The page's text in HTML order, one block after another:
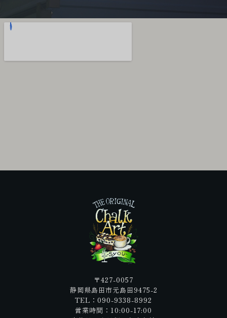
〒427-0057
静岡県島田市元島田9475-2
TEL：090-9338-8992
営業時間：10:00-17:00